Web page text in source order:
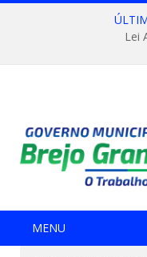
Lei
MENU